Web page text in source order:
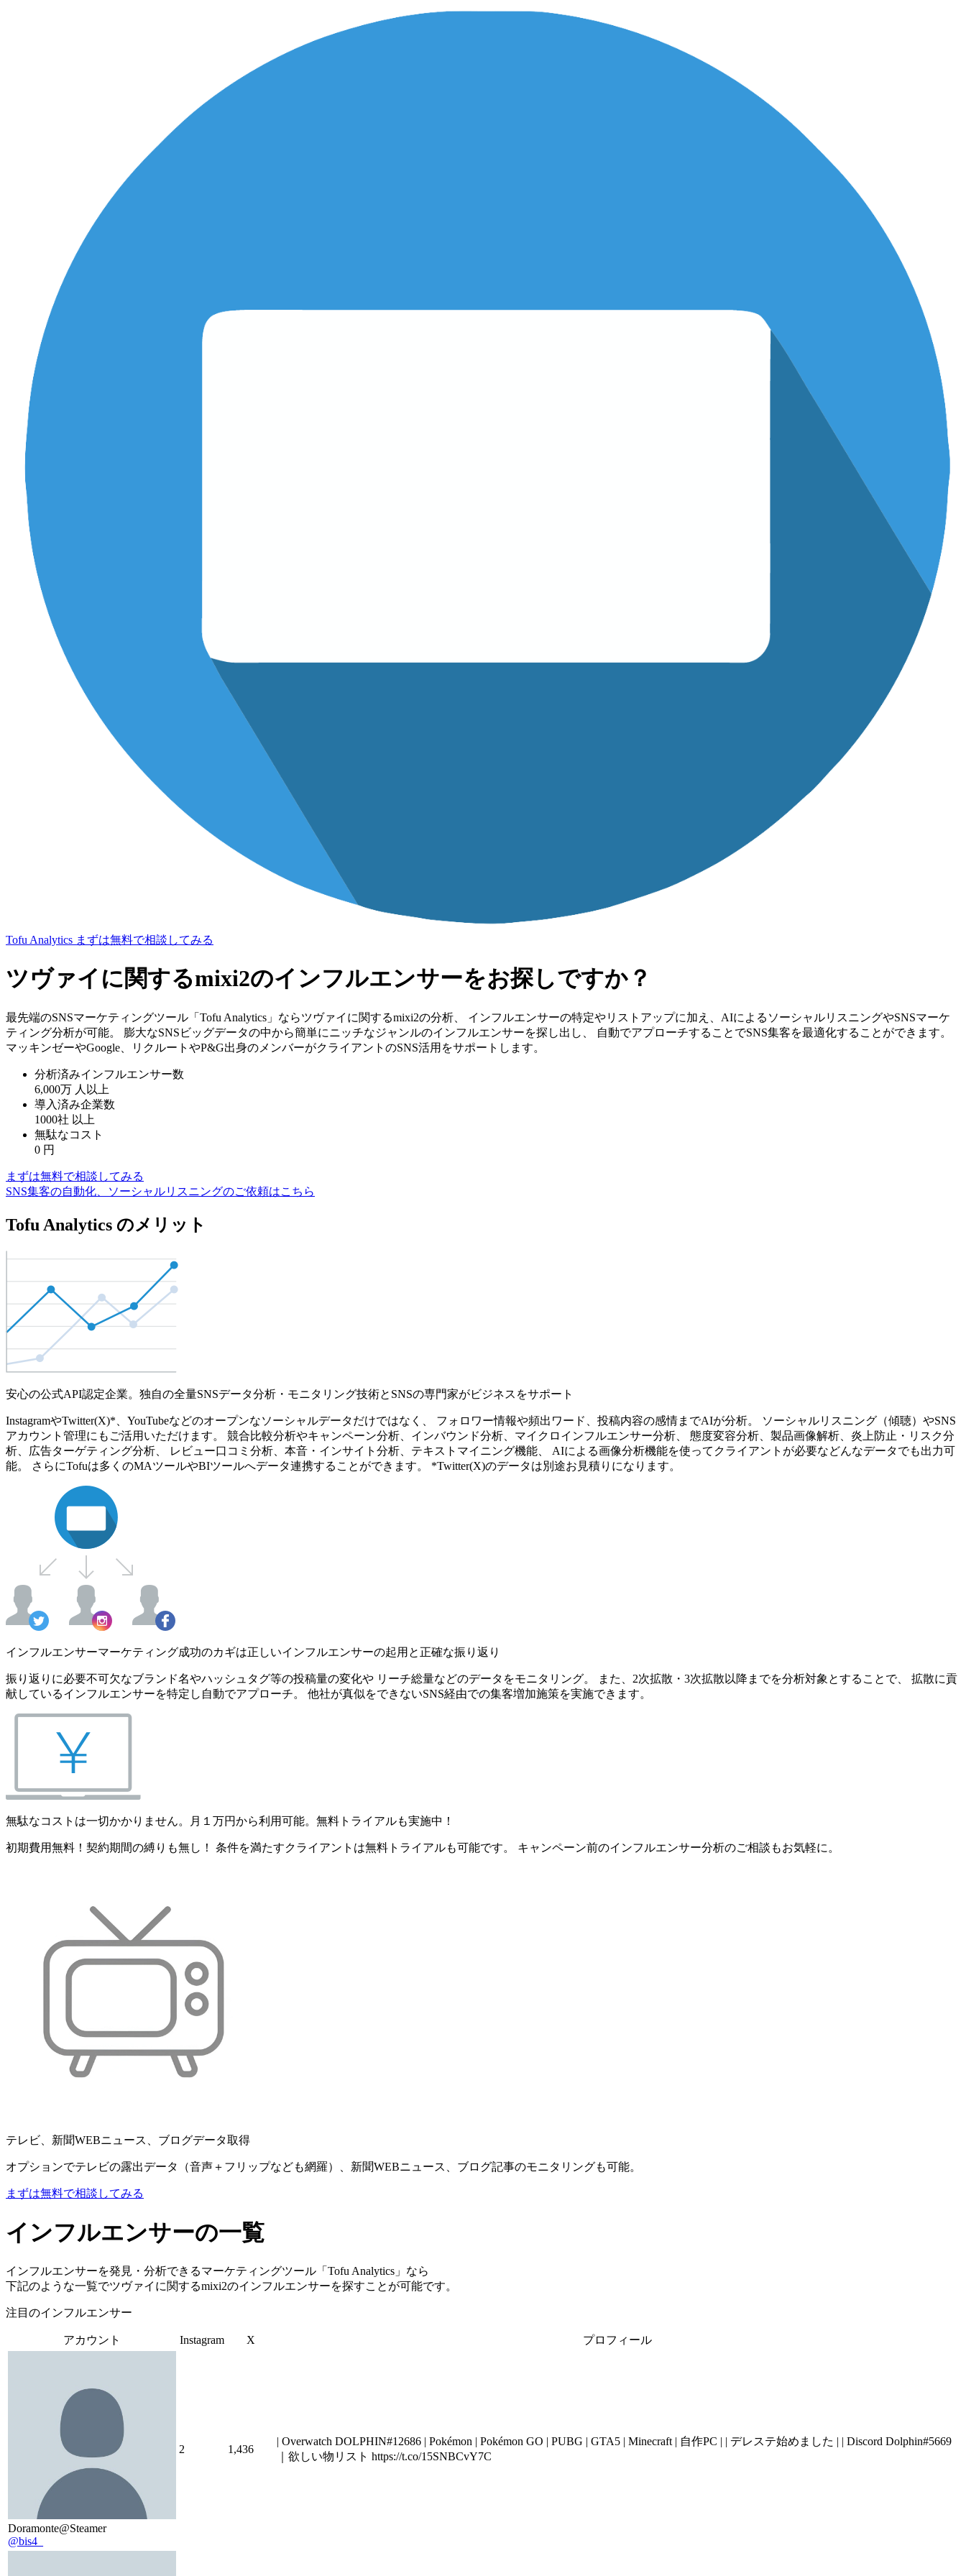
Tofu Analytics まずは無料で相談してみる
ツヴァイに関するmixi2のインフルエンサーをお探しですか？
最先端のSNSマーケティングツール「Tofu Analytics」ならツヴァイに関するmixi2の分析、 インフルエンサーの特定やリストアップに加え、AIによるソーシャルリスニングやSNSマーケ
ティング分析が可能。 膨大なSNSビッグデータの中から簡単にニッチなジャンルのインフルエンサーを探し出し、 自動でアプローチすることでSNS集客を最適化することができます。
マッキンゼーやGoogle、リクルートやP&G出身のメンバーがクライアントのSNS活用をサポートします。
分析済みインフルエンサー数
6,000万 人以上
導入済み企業数
1000社 以上
無駄なコスト
0 円
まずは無料で相談してみる
SNS集客の自動化、ソーシャルリスニングのご依頼はこちら
Tofu Analytics のメリット
安心の公式API認定企業。独自の全量SNSデータ分析・モニタリング技術とSNSの専門家がビジネスをサポート
InstagramやTwitter(X)*、YouTubeなどのオープンなソーシャルデータだけではなく、 フォロワー情報や頻出ワード、投稿内容の感情までAIが分析。 ソーシャルリスニング（傾聴）やSNS
アカウント管理にもご活用いただけます。 競合比較分析やキャンペーン分析、インバウンド分析、マイクロインフルエンサー分析、 態度変容分析、製品画像解析、炎上防止・リスク分
析、広告ターゲティング分析、 レビュー口コミ分析、本音・インサイト分析、テキストマイニング機能、 AIによる画像分析機能を使ってクライアントが必要などんなデータでも出力可
能。 さらにTofuは多くのMAツールやBIツールへデータ連携することができます。 *Twitter(X)のデータは別途お見積りになります。
インフルエンサーマーケティング成功のカギは正しいインフルエンサーの起用と正確な振り返り
振り返りに必要不可欠なブランド名やハッシュタグ等の投稿量の変化や リーチ総量などのデータをモニタリング。 また、2次拡散・3次拡散以降までを分析対象とすることで、 拡散に貢
献しているインフルエンサーを特定し自動でアプローチ。 他社が真似をできないSNS経由での集客増加施策を実施できます。
無駄なコストは一切かかりません。月１万円から利用可能。無料トライアルも実施中！
初期費用無料！契約期間の縛りも無し！ 条件を満たすクライアントは無料トライアルも可能です。 キャンペーン前のインフルエンサー分析のご相談もお気軽に。
テレビ、新聞WEBニュース、ブログデータ取得
オプションでテレビの露出データ（音声＋フリップなども網羅）、新聞WEBニュース、ブログ記事のモニタリングも可能。
まずは無料で相談してみる
インフルエンサーの一覧
インフルエンサーを発見・分析できるマーケティングツール「Tofu Analytics」なら
下記のような一覧でツヴァイに関するmixi2のインフルエンサーを探すことが可能です。
注目のインフルエンサー
アカウント Instagram X プロフィール
Doramonte@Steamer
@bis4_
2 1,436
| Overwatch DOLPHIN#12686 | Pokémon | Pokémon GO | PUBG | GTA5 | Minecraft | 自作PC | | デレステ始めました | | Discord Dolphin#5669
｜欲しい物リスト https://t.co/15SNBCvY7C